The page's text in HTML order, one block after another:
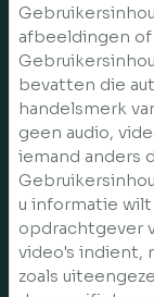
afbeeldingen
bevatten die
handelsmerk
geen audio,
iemand anders
u informatie
opdrachtgever
video's indient,
zoals